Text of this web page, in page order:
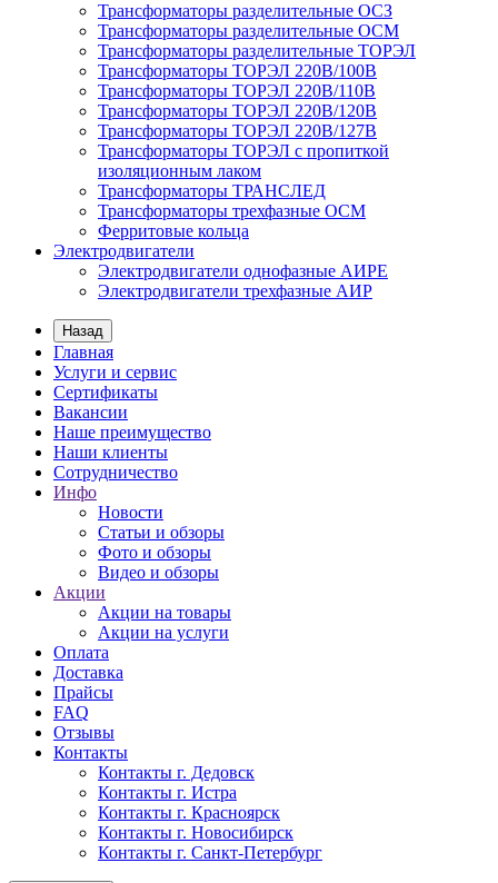
Трансформаторы разделительные ОСЗ
Трансформаторы разделительные ОСМ
Трансформаторы разделительные ТОРЭЛ
Трансформаторы ТОРЭЛ 220В/100В
Трансформаторы ТОРЭЛ 220В/110В
Трансформаторы ТОРЭЛ 220В/120В
Трансформаторы ТОРЭЛ 220В/127В
Трансформаторы ТОРЭЛ с пропиткой
изоляционным лаком
Трансформаторы ТРАНСЛЕД
Трансформаторы трехфазные ОСМ
Ферритовые кольца
Электродвигатели
Электродвигатели однофазные АИРЕ
Электродвигатели трехфазные АИР
Назад
Главная
Услуги и сервис
Сертификаты
Вакансии
Наше преимущество
Наши клиенты
Сотрудничество
Инфо
Новости
Статьи и обзоры
Фото и обзоры
Видео и обзоры
Акции
Акции на товары
Акции на услуги
Оплата
Доставка
Прайсы
FAQ
Отзывы
Контакты
Контакты г. Дедовск
Контакты г. Истра
Контакты г. Красноярск
Контакты г. Новосибирск
Контакты г. Санкт-Петербург